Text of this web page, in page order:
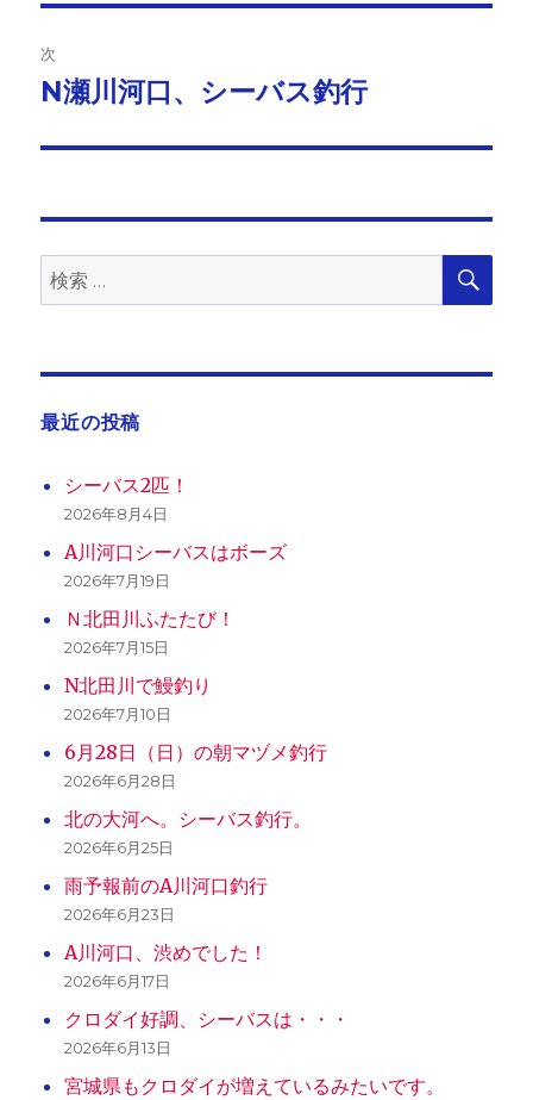
ビ
ゲ
ー
ン
投
稿:
次
次
投
N瀬川河口、シーバス釣行
検
索:
検
最近の投稿
シーバス2匹！
2026年8月4日
A川河口シーバスはボーズ
2026年7月19日
Ｎ北田川ふたたび！
2026年7月15日
N北田川で鰻釣り
2026年7月10日
6月28日（日）の朝マヅメ釣行
2026年6月28日
北の大河へ。シーバス釣行。
2026年6月25日
雨予報前のA川河口釣行
2026年6月23日
A川河口、渋めでした！
2026年6月17日
クロダイ好調、シーバスは・・・
2026年6月13日
宮城県もクロダイが増えているみたいです。